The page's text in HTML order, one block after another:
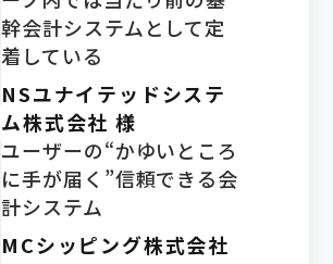
幹会計システムとして定
着している
NSユナイテッドシステ
ム株式会社 様
ユーザーの“かゆいところ
に手が届く”信頼できる会
計システム
MCシッピング株式会社